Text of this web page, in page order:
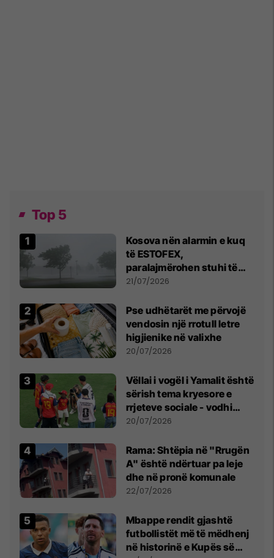
Top 5
Kosova nën alarmin e kuq
të ESTOFEX,
paralajmërohen stuhi të
fuqishme me breshër dhe
21/07/2026
Pse udhëtarët me përvojë
vendosin një rrotull letre
higjienike në valixhe
20/07/2026
Vëllai i vogël i Yamalit është
sërish tema kryesore e
rrjeteve sociale - vodhi
vëmendjen pas finales së
20/07/2026
Rama: Shtëpia në "Rrugën
A" është ndërtuar pa leje
dhe në pronë komunale
22/07/2026
Mbappe rendit gjashtë
futbollistët më të mëdhenj
në historinë e Kupës së